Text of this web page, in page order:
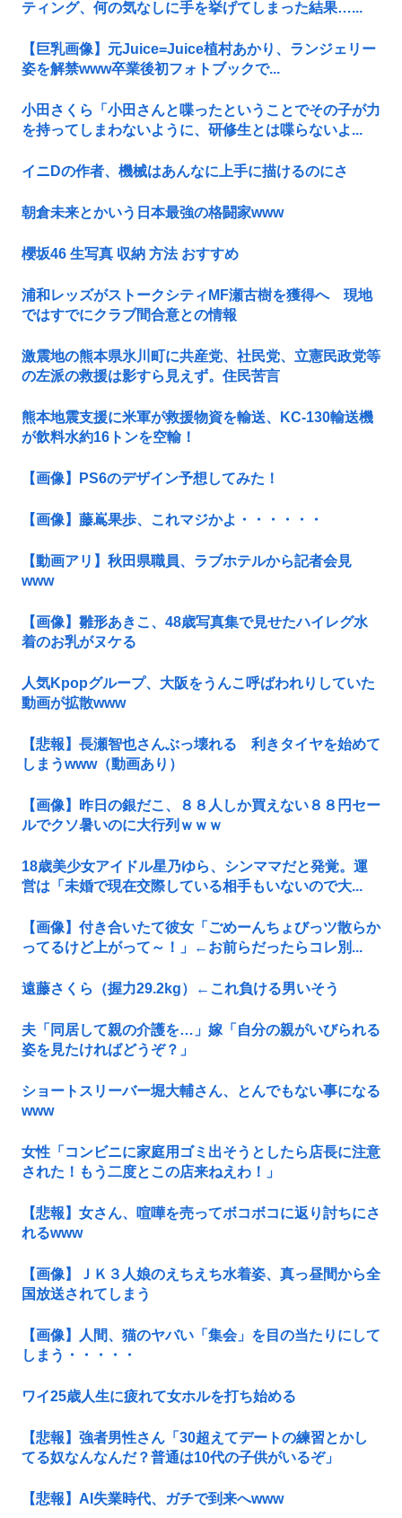
ティング、何の気なしに手を挙げてしまった結果…...
【巨乳画像】元Juice=Juice植村あかり、ランジェリー
姿を解禁www卒業後初フォトブックで...
小田さくら「小田さんと喋ったということでその子が力
を持ってしまわないように、研修生とは喋らないよ...
イニDの作者、機械はあんなに上手に描けるのにさ
朝倉未来とかいう日本最強の格闘家www
櫻坂46 生写真 収納 方法 おすすめ
浦和レッズがストークシティMF瀬古樹を獲得へ 現地
ではすでにクラブ間合意との情報
激震地の熊本県氷川町に共産党、社民党、立憲民政党等
の左派の救援は影すら見えず。住民苦言
熊本地震支援に米軍が救援物資を輸送、KC-130輸送機
が飲料水約16トンを空輸！
【画像】PS6のデザイン予想してみた！
【画像】藤嶌果歩、これマジかよ・・・・・・
【動画アリ】秋田県職員、ラブホテルから記者会見
www
【画像】雛形あきこ、48歳写真集で見せたハイレグ水
着のお乳がヌケる
人気Kpopグループ、大阪をうんこ呼ばわれりしていた
動画が拡散www
【悲報】長瀬智也さんぶっ壊れる 利きタイヤを始めて
しまうwww（動画あり）
【画像】昨日の銀だこ、８８人しか買えない８８円セー
ルでクソ暑いのに大行列ｗｗｗ
18歳美少女アイドル星乃ゆら、シンママだと発覚。運
営は「未婚で現在交際している相手もいないので大...
【画像】付き合いたて彼女「ごめーんちょびっツ散らか
ってるけど上がって～！」←お前らだったらコレ別...
遠藤さくら（握力29.2kg）←これ負ける男いそう
夫「同居して親の介護を…」嫁「自分の親がいびられる
姿を見たければどうぞ？」
ショートスリーバー堀大輔さん、とんでもない事になる
www
女性「コンビニに家庭用ゴミ出そうとしたら店長に注意
された！もう二度とこの店来ねえわ！」
【悲報】女さん、喧嘩を売ってボコボコに返り討ちにさ
れるwww
【画像】ＪＫ３人娘のえちえち水着姿、真っ昼間から全
国放送されてしまう
【画像】人間、猫のヤバい「集会」を目の当たりにして
しまう・・・・・
ワイ25歳人生に疲れて女ホルを打ち始める
【悲報】強者男性さん「30超えてデートの練習とかし
てる奴なんなんだ？普通は10代の子供がいるぞ」
【悲報】AI失業時代、ガチで到来へwww